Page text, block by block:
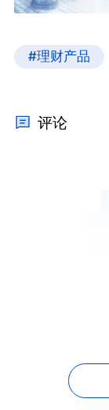
#理财产品
评论